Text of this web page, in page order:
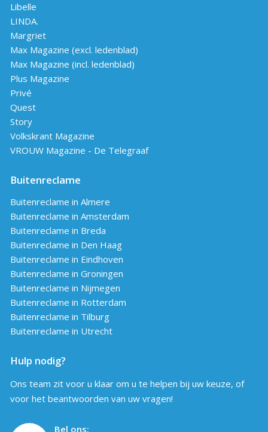
Libelle
LINDA.
Margriet
Max Magazine (excl. ledenblad)
Max Magazine (incl. ledenblad)
Plus Magazine
Privé
Quest
Story
Volkskrant Magazine
VROUW Magazine - De Telegraaf
Buitenreclame
Buitenreclame in Almere
Buitenreclame in Amsterdam
Buitenreclame in Breda
Buitenreclame in Den Haag
Buitenreclame in Eindhoven
Buitenreclame in Groningen
Buitenreclame in Nijmegen
Buitenreclame in Rotterdam
Buitenreclame in Tilburg
Buitenreclame in Utrecht
Hulp nodig?
Ons team zit voor u klaar om u te helpen bij uw keuze, of
voor het beantwoorden van uw vragen!
Bel ons: